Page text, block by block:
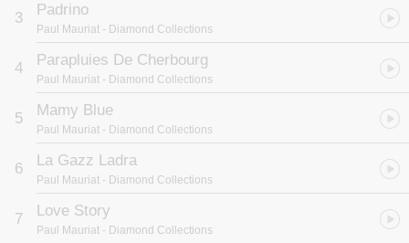
3 Padrino
Paul Mauriat - Diamond Collections
4 Parapluies De Cherbourg
Paul Mauriat - Diamond Collections
5 Mamy Blue
Paul Mauriat - Diamond Collections
6 La Gazz Ladra
Paul Mauriat - Diamond Collections
7 Love Story
Paul Mauriat - Diamond Collections